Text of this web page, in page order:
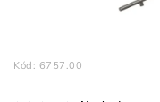
Kód: 6757.00